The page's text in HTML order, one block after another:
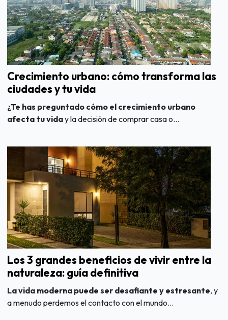
Crecimiento urbano: cómo transforma las
ciudades y tu vida
¿Te has preguntado cómo el crecimiento urbano
afecta tu viday la decisión de comprar casa o...
Los 3 grandes beneficios de vivir entre la
naturaleza: guía definitiva
La vida moderna puede ser desafiante y estresante, y
a menudo perdemos el contacto con el mundo...